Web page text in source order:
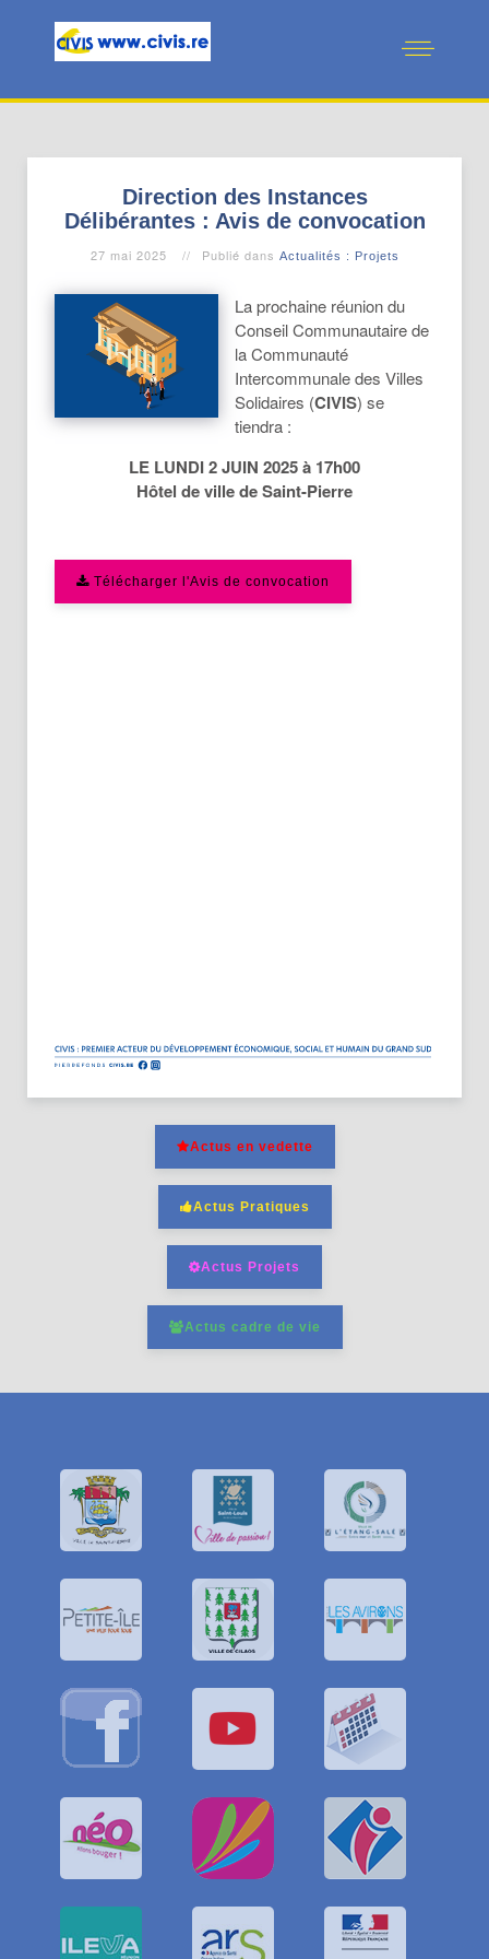
Direction des Instances
Délibérantes : Avis de convocation
27 mai 2025 Publié dans Actualités : Projets
La prochaine réunion du
Conseil Communautaire de
la Communauté
Intercommunale des Villes
Solidaires (CIVIS) se
tiendra :
LE LUNDI 2 JUIN 2025 à 17h00
Hôtel de ville de Saint-Pierre
Télécharger l'Avis de convocation
Actus en vedette
Actus Pratiques
Actus Projets
Actus cadre de vie